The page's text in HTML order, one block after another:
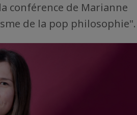
conférence de Marianne
de la pop philosophie".